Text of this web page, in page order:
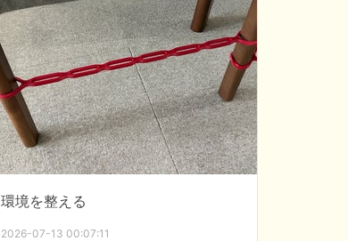
環境を整える
2026-07-13 00:07:11